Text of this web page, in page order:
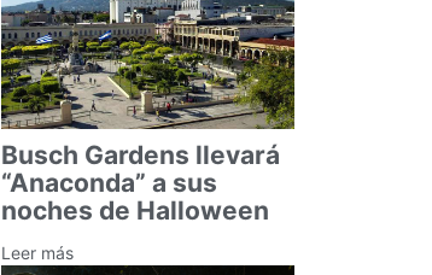
Busch Gardens llevará
“Anaconda” a sus
noches de Halloween
Leer más